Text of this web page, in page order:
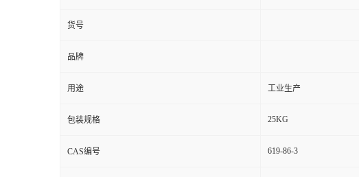
货号
品牌
用途 工业生产
包装规格 25KG
CAS编号 619-86-3